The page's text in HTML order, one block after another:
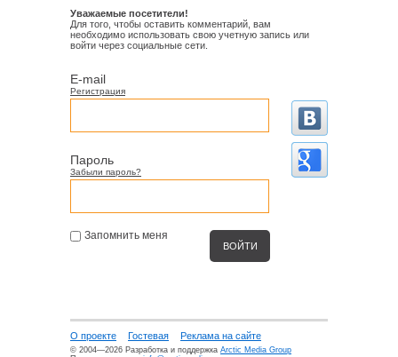
Уважаемые посетители!
Для того, чтобы оставить комментарий, вам
необходимо использовать свою учетную запись или
войти через социальные сети.
E-mail
Регистрация
Пароль
Забыли пароль?
Запомнить меня
О проекте Гостевая Реклама на сайте
© 2004—2026 Разработка и поддержка Arctic Media Group